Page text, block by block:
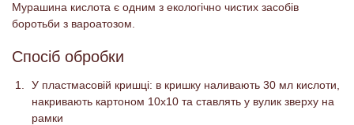
Мурашина кислота є одним з екологічно чистих засобів
боротьби з вароатозом.
Спосіб обробки
У пластмасовій кришці: в кришку наливають 30 мл кислоти,
накривають картоном 10х10 та ставлять у вулик зверху на
рамки